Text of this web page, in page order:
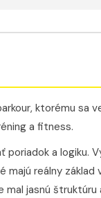
ktorému sa
a fitness.
a logiku.
reálny základ
jasnú štruktúru